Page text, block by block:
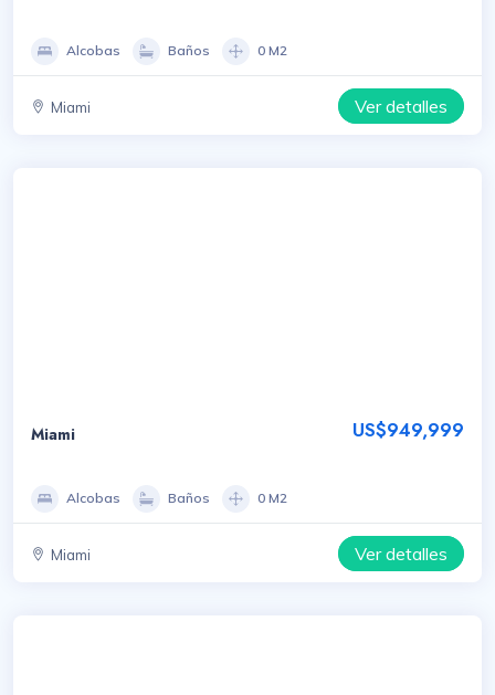
Alcobas Baños 0 M2
Miami Ver detalles
Miami US$949,999
Alcobas Baños 0 M2
Miami Ver detalles